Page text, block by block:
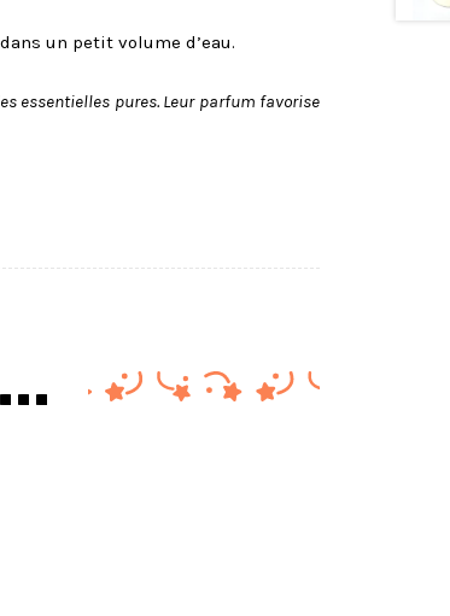
un petit volume d’eau.
essentielles pures. Leur parfum favorise